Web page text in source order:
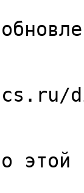
этой